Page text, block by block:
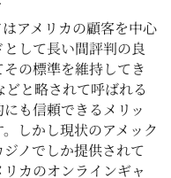
アメリカの顧客を中心
して長い間評判の良
の標準を維持してき
と略されて呼ばれる
も信頼できるメリッ
しかし現状のアメック
ノでしか提供されて
カのオンラインギャ